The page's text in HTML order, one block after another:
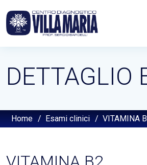
DETTAGLIO
Home / Esami clinici / VITAMINA